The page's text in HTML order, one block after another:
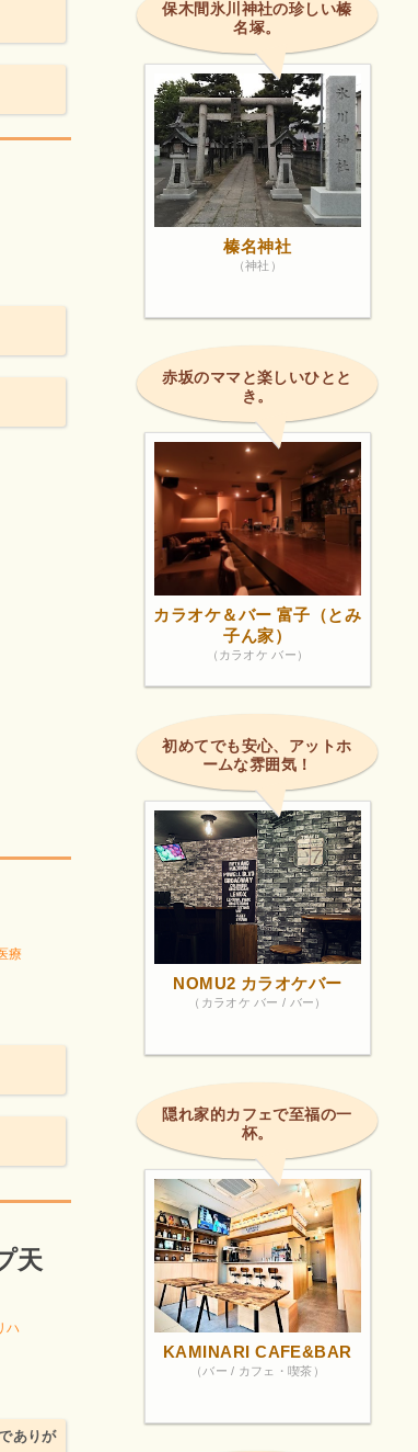
療
天
ハ
ありが
保木間氷川神社の珍しい榛
名塚。
榛名神社
（神社）
赤坂のママと楽しいひとと
き。
カラオケ＆バー 富子（とみ
子ん家）
（カラオケ バー）
初めてでも安心、アットホ
ームな雰囲気！
NOMU2 カラオケバー
（カラオケ バー / バー）
隠れ家的カフェで至福の一
杯。
KAMINARI CAFE&BAR
（バー / カフェ・喫茶）